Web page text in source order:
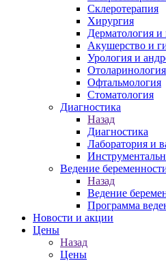
Склеротерапия
Хирургия
Дерматология и
Акушерство и
Урология и
Отоларинология
Офтальмология
Стоматология
Диагностика
Назад
Диагностика
Лаборатория и
Ведение
Назад
Ведение
Программа
Новости и акции
Цены
Назад
Цены